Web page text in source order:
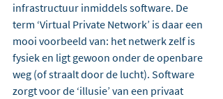
infrastructuur inmiddels software. De
term ‘Virtual Private Network’ is daar een
mooi voorbeeld van: het netwerk zelf is
fysiek en ligt gewoon onder de openbare
weg (of straalt door de lucht). Software
zorgt voor de ‘illusie’ van een privaat